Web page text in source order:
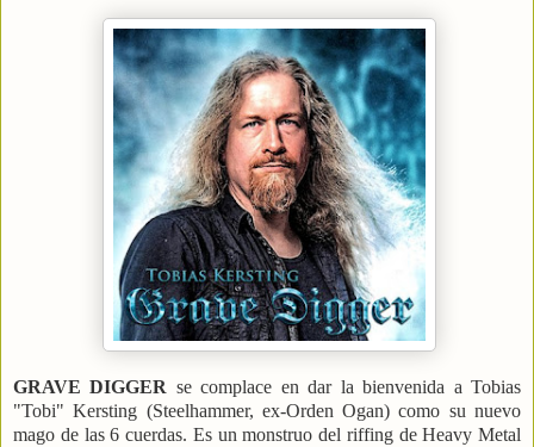
GRAVE DIGGER se complace en dar la bienvenida a Tobias
"Tobi" Kersting (Steelhammer, ex-Orden Ogan) como su nuevo
mago de las 6 cuerdas. Es un monstruo del riffing de Heavy Metal